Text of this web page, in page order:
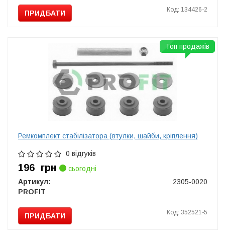
ПРИДБАТИ Код: 134426-2
Ремкомплект стабілізатора (втулки, шайби, кріплення)
0 відгуків
196 грн
сьогодні
Артикул:
2305-0020
PROFIT
ПРИДБАТИ Код: 352521-5
Топ продажів